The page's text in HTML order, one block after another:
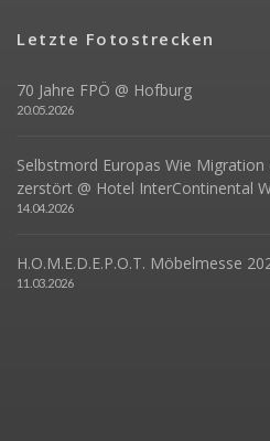
Letzte Fotostrecken
70 Jahre FPÖ @ Hofburg
20.05.2026
Selbstmord Europas Wie
zerstört @ Hotel InterContinental
14.04.2026
H.O.M.E.D.E.P.O.T. Möbelmesse
11.03.2026